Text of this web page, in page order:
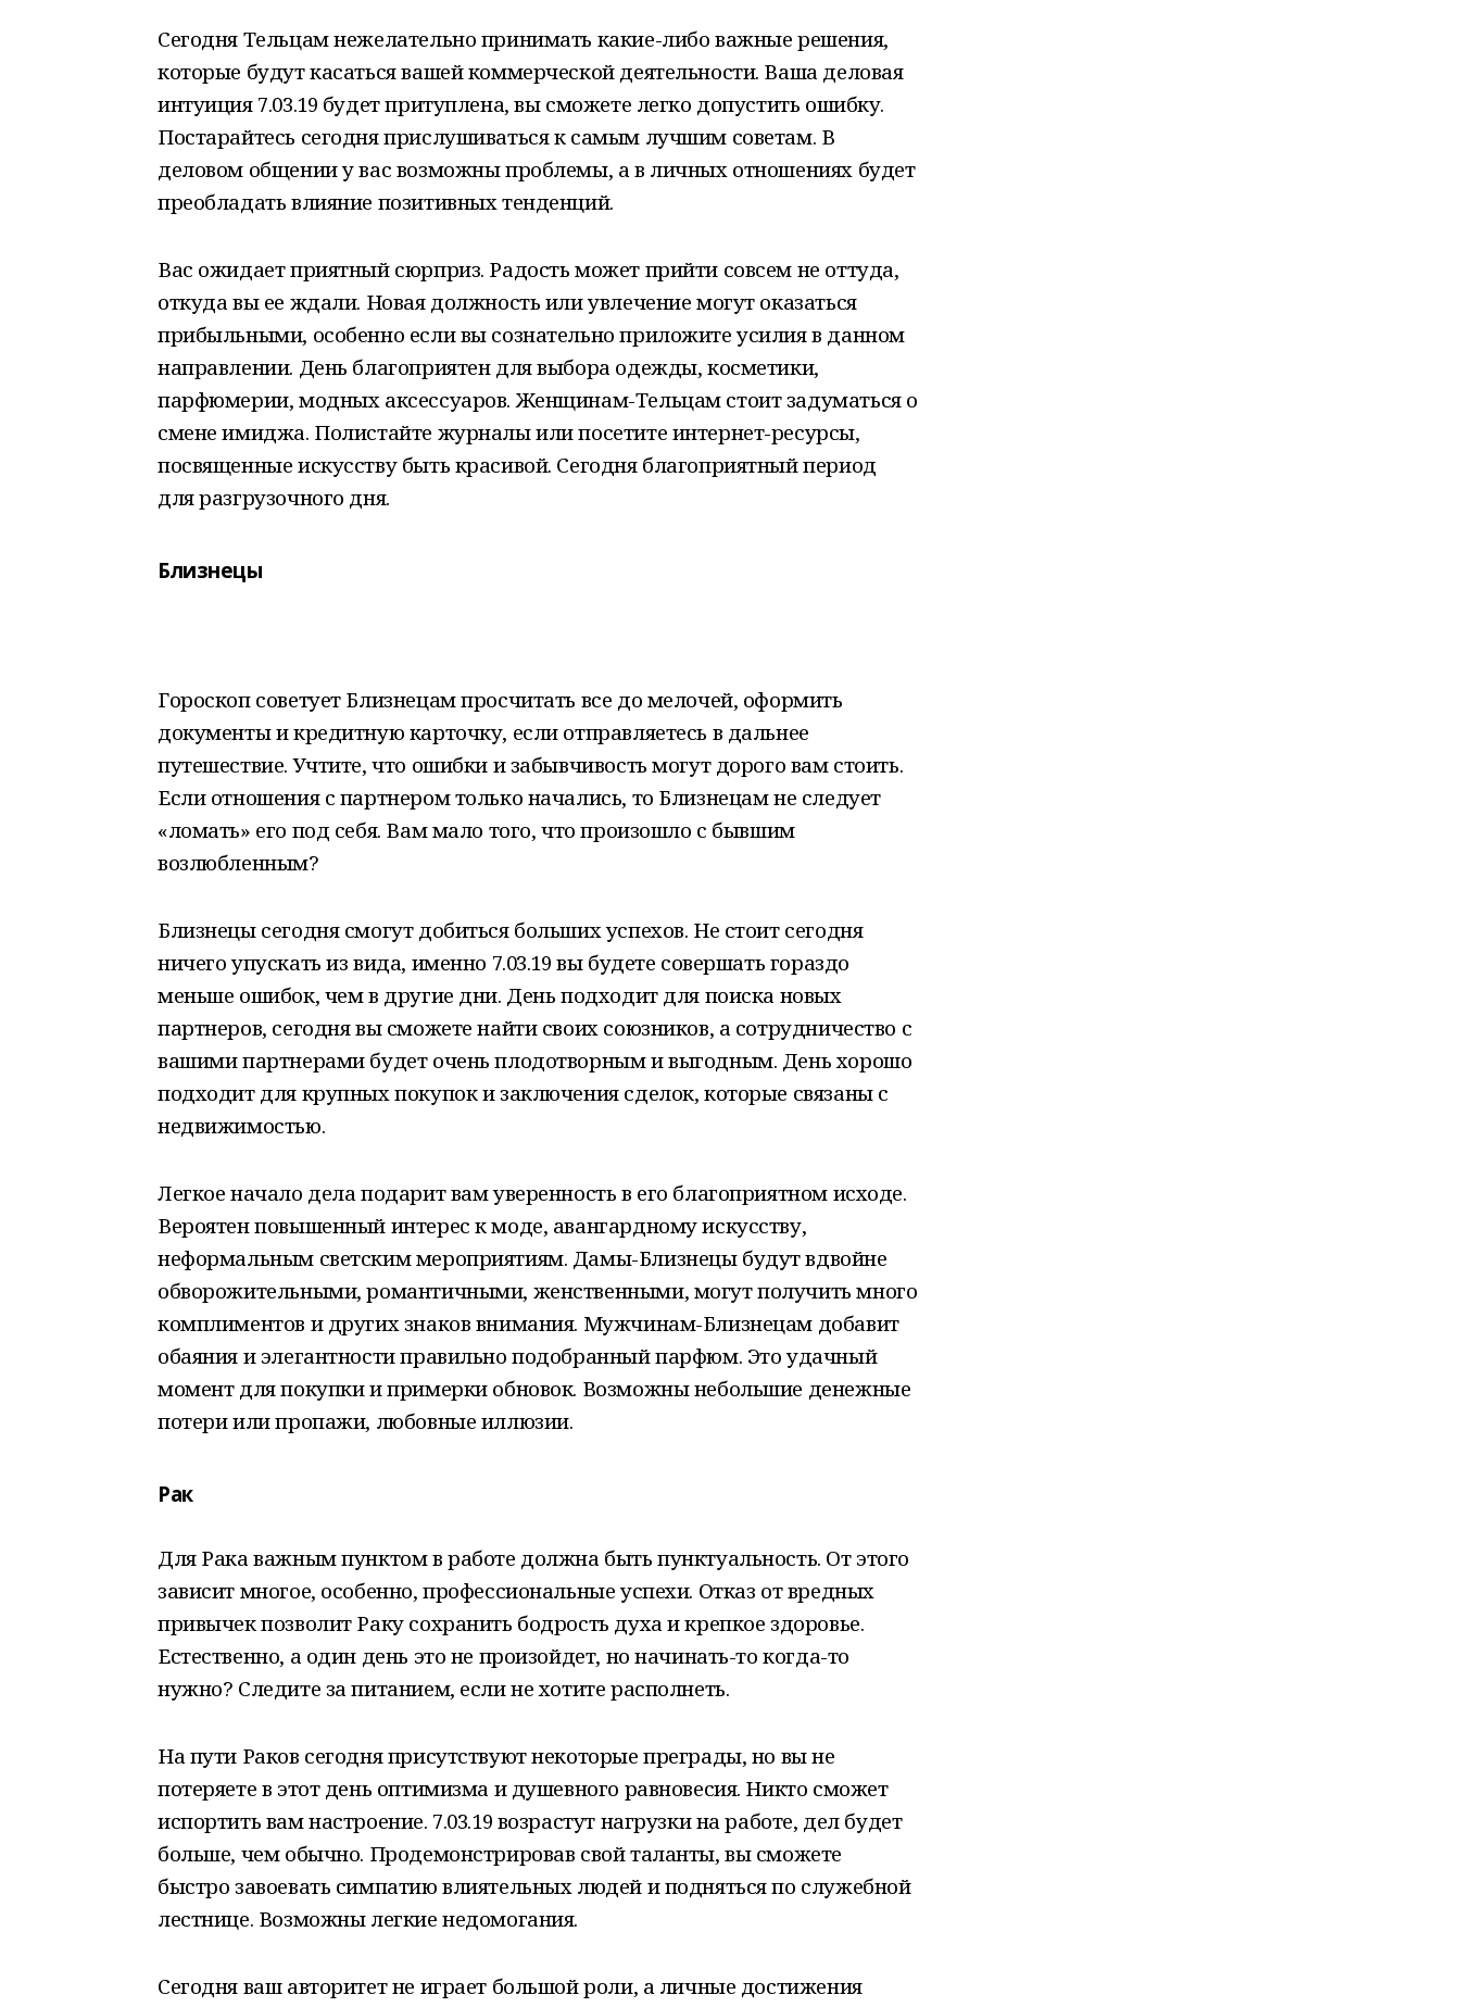
Сегодня Тельцам нежелательно принимать какие-либо важные решения,
которые будут касаться вашей коммерческой деятельности. Ваша деловая
интуиция 7.03.19 будет притуплена, вы сможете легко допустить ошибку.
Постарайтесь сегодня прислушиваться к самым лучшим советам. В
деловом общении у вас возможны проблемы, а в личных отношениях будет
преобладать влияние позитивных тенденций.
Вас ожидает приятный сюрприз. Радость может прийти совсем не оттуда,
откуда вы ее ждали. Новая должность или увлечение могут оказаться
прибыльными, особенно если вы сознательно приложите усилия в данном
направлении. День благоприятен для выбора одежды, косметики,
парфюмерии, модных аксессуаров. Женщинам-Тельцам стоит задуматься о
смене имиджа. Полистайте журналы или посетите интернет-ресурсы,
посвященные искусству быть красивой. Сегодня благоприятный период
для разгрузочного дня.
Близнецы
Гороскоп советует Близнецам просчитать все до мелочей, оформить
документы и кредитную карточку, если отправляетесь в дальнее
путешествие. Учтите, что ошибки и забывчивость могут дорого вам стоить.
Если отношения с партнером только начались, то Близнецам не следует
«ломать» его под себя. Вам мало того, что произошло с бывшим
возлюбленным?
Близнецы сегодня смогут добиться больших успехов. Не стоит сегодня
ничего упускать из вида, именно 7.03.19 вы будете совершать гораздо
меньше ошибок, чем в другие дни. День подходит для поиска новых
партнеров, сегодня вы сможете найти своих союзников, а сотрудничество с
вашими партнерами будет очень плодотворным и выгодным. День хорошо
подходит для крупных покупок и заключения сделок, которые связаны с
недвижимостью.
Легкое начало дела подарит вам уверенность в его благоприятном исходе.
Вероятен повышенный интерес к моде, авангардному искусству,
неформальным светским мероприятиям. Дамы-Близнецы будут вдвойне
обворожительными, романтичными, женственными, могут получить много
комплиментов и других знаков внимания. Мужчинам-Близнецам добавит
обаяния и элегантности правильно подобранный парфюм. Это удачный
момент для покупки и примерки обновок. Возможны небольшие денежные
потери или пропажи, любовные иллюзии.
Рак
Для Рака важным пунктом в работе должна быть пунктуальность. От этого
зависит многое, особенно, профессиональные успехи. Отказ от вредных
привычек позволит Раку сохранить бодрость духа и крепкое здоровье.
Естественно, а один день это не произойдет, но начинать-то когда-то
нужно? Следите за питанием, если не хотите располнеть.
На пути Раков сегодня присутствуют некоторые преграды, но вы не
потеряете в этот день оптимизма и душевного равновесия. Никто сможет
испортить вам настроение. 7.03.19 возрастут нагрузки на работе, дел будет
больше, чем обычно. Продемонстрировав свой таланты, вы сможете
быстро завоевать симпатию влиятельных людей и подняться по служебной
лестнице. Возможны легкие недомогания.
Сегодня ваш авторитет не играет большой роли, а личные достижения